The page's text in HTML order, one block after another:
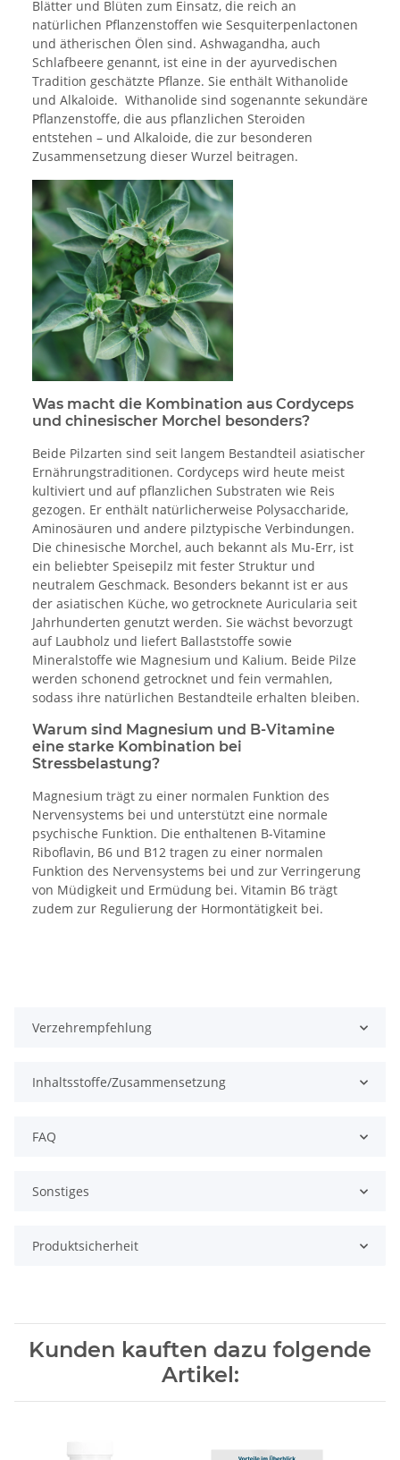
Blätter und Blüten zum Einsatz, die reich an
natürlichen Pflanzenstoffen wie Sesquiterpenlactonen
und ätherischen Ölen sind. Ashwagandha, auch
Schlafbeere genannt, ist eine in der ayurvedischen
Tradition geschätzte Pflanze. Sie enthält Withanolide
und Alkaloide. Withanolide sind sogenannte sekundäre
Pflanzenstoffe, die aus pflanzlichen Steroiden
entstehen – und Alkaloide, die zur besonderen
Zusammensetzung dieser Wurzel beitragen.
Was macht die Kombination aus Cordyceps
und chinesischer Morchel besonders?
Beide Pilzarten sind seit langem Bestandteil asiatischer
Ernährungstraditionen. Cordyceps wird heute meist
kultiviert und auf pflanzlichen Substraten wie Reis
gezogen. Er enthält natürlicherweise Polysaccharide,
Aminosäuren und andere pilztypische Verbindungen.
Die chinesische Morchel, auch bekannt als Mu-Err, ist
ein beliebter Speisepilz mit fester Struktur und
neutralem Geschmack. Besonders bekannt ist er aus
der asiatischen Küche, wo getrocknete Auricularia seit
Jahrhunderten genutzt werden. Sie wächst bevorzugt
auf Laubholz und liefert Ballaststoffe sowie
Mineralstoffe wie Magnesium und Kalium. Beide Pilze
werden schonend getrocknet und fein vermahlen,
sodass ihre natürlichen Bestandteile erhalten bleiben.
Warum sind Magnesium und B-Vitamine
eine starke Kombination bei
Stressbelastung?
Magnesium trägt zu einer normalen Funktion des
Nervensystems bei und unterstützt eine normale
psychische Funktion. Die enthaltenen B-Vitamine
Riboflavin, B6 und B12 tragen zu einer normalen
Funktion des Nervensystems bei und zur Verringerung
von Müdigkeit und Ermüdung bei. Vitamin B6 trägt
zudem zur Regulierung der Hormontätigkeit bei.
Verzehrempfehlung
Inhaltsstoffe/Zusammensetzung
FAQ
Sonstiges
Produktsicherheit
Kunden kauften dazu folgende
Artikel: